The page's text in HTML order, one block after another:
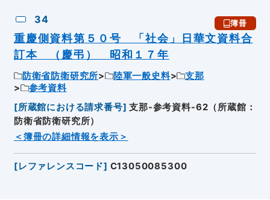
34 簿冊
重慶側資料第５０号 「社会」日華文資料合
訂本 （慶弔） 昭和１７年
防衛省防衛研究所 陸軍一般史料
支那
参考資料
[所蔵館における請求番号] 支那-参考資料-62（所蔵館：
防衛省防衛研究所）
＜簿冊の詳細情報を表示＞
[レファレンスコード] C13050085300